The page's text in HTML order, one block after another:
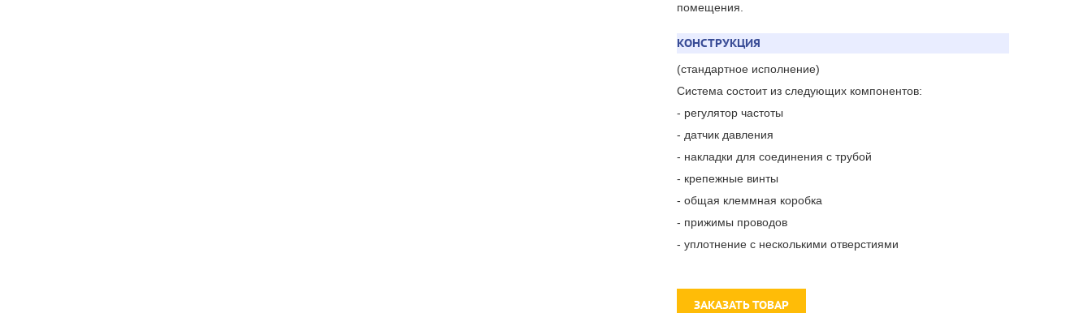
помещения.
КОНСТРУКЦИЯ
(стандартное исполнение)
Система состоит из следующих компонентов:
- регулятор частоты
- датчик давления
- накладки для соединения с трубой
- крепежные винты
- общая клеммная коробка
- прижимы проводов
- уплотнение с несколькими отверстиями
ЗАКАЗАТЬ ТОВАР